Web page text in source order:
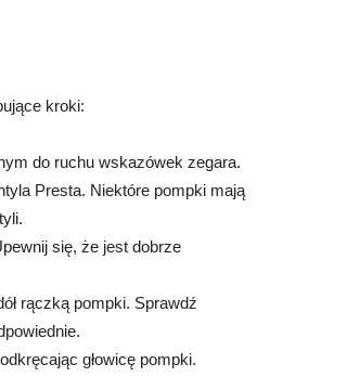
kroki:
do ruchu wskazówek zegara.
Presta. Niektóre pompki mają
się, że jest dobrze
rączką pompki. Sprawdź
głowicę pompki.